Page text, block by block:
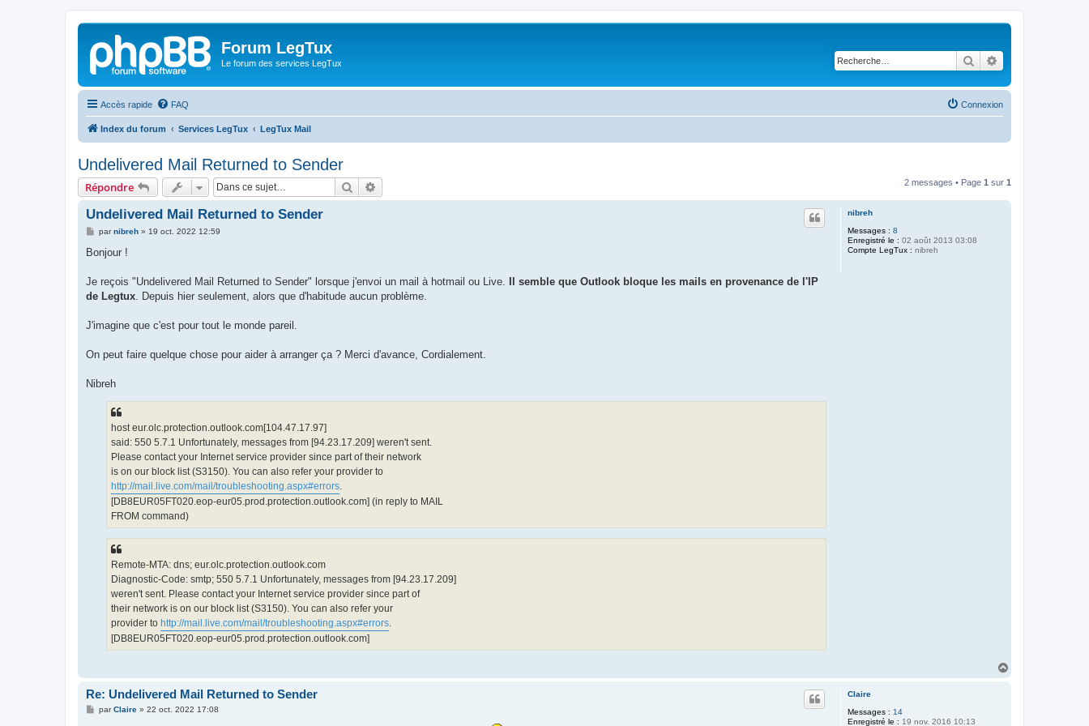
Forum LegTux
Le forum des services LegTux Rechercher
Accès rapide FAQ Connexion
Index du forum Services LegTux LegTux Mail
Undelivered Mail Returned to Sender
Répondre Rechercher 2 messages • Page 1 sur 1
nibreh
Messages : 8
Enregistré le : 02 août 2013 03:08
Compte LegTux : nibreh
Undelivered Mail Returned to Sender
M
s
g
parnibreh» 19 oct. 2022 12:59
Bonjour !
Je reçois "Undelivered Mail Returned to Sender" lorsque j'envoi un mail à hotmail ou Live. Il semble que Outlook bloque les mails en provenance de l'IP
de Legtux . Depuis hier seulement, alors que d'habitude aucun problème.
J'imagine que c'est pour tout le monde pareil.
On peut faire quelque chose pour aider à arranger ça ? Merci d'avance, Cordialement.
Nibreh
host eur.olc.protection.outlook.com[104.47.17.97]
said: 550 5.7.1 Unfortunately, messages from [94.23.17.209] weren't sent.
Please contact your Internet service provider since part of their network
is on our block list (S3150). You can also refer your provider to
http://mail.live.com/mail/troubleshooting.aspx#errors.
[DB8EUR05FT020.eop-eur05.prod.protection.outlook.com] (in reply to MAIL
FROM command)
Remote-MTA: dns; eur.olc.protection.outlook.com
Diagnostic-Code: smtp; 550 5.7.1 Unfortunately, messages from [94.23.17.209]
weren't sent. Please contact your Internet service provider since part of
their network is on our block list (S3150). You can also refer your
provider to http://mail.live.com/mail/troubleshooting.aspx#errors.
[DB8EUR05FT020.eop-eur05.prod.protection.outlook.com]
Claire
Messages : 14
Enregistré le : 19 nov. 2016 10:13
Re: Undelivered Mail Returned to Sender
MparClaire» 22 oct. 2022 17:08